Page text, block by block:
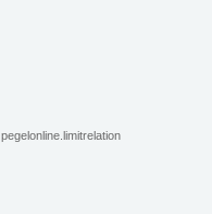
pegelonline.limitrelation